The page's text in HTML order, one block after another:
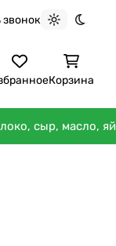
звонок
Светлая
Корзина
сыр, масло,